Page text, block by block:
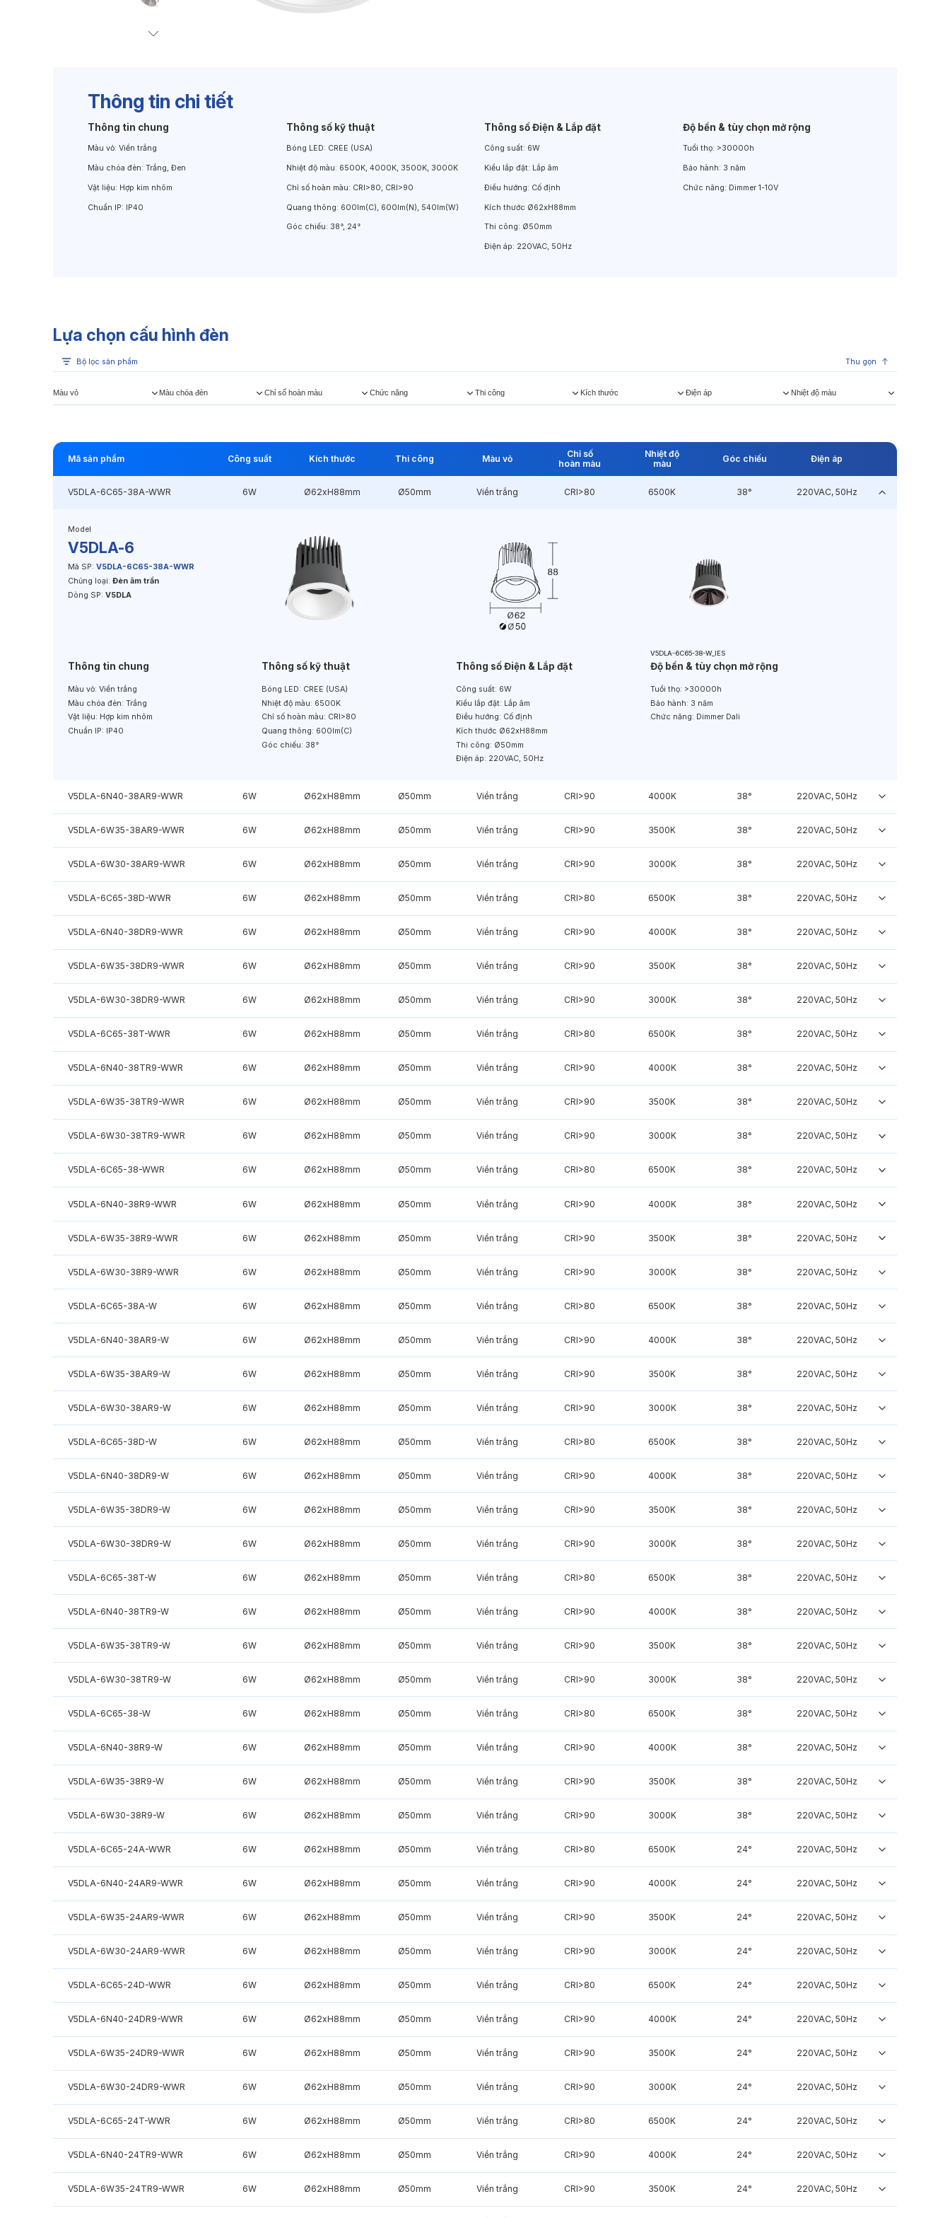
Thông tin chi tiết
Thông tin chung
Màu vỏ: Viền trắng
Màu chóa đèn: Trắng, Đen
Vật liệu: Hợp kim nhôm
Chuẩn IP: IP40
Thông số kỹ thuật
Bóng LED: CREE (USA)
Nhiệt độ màu: 6500K, 4000K, 3500K, 3000K
Chỉ số hoàn màu: CRI>80, CRI>90
Quang thông: 600lm(C), 600lm(N), 540lm(W)
Góc chiếu: 38°, 24°
Thông số Điện & Lắp đặt
Công suất: 6W
Kiểu lắp đặt: Lắp âm
Điều hướng: Cố định
Kích thước Ø62xH88mm
Thi công: Ø50mm
Điện áp: 220VAC, 50Hz
Độ bền & tùy chọn mở rộng
Tuổi thọ: >30000h
Bảo hành: 3 năm
Chức năng: Dimmer 1-10V
Lựa chọn cấu hình đèn
Bộ lọc sản phẩm Thu gọn
Màu vỏ Màu chóa đèn Chỉ số hoàn màu Chức năng Thi công Kích thước Điện áp Nhiệt độ màu
Mã sản phẩm Công suất Kích thước Thi công Màu vỏ
Chỉ số
hoàn màu
Nhiệt độ
màu
Góc chiếu Điện áp
V5DLA-6C65-38A-WWR 6W Ø62xH88mm Ø50mm Viền trắng CRI>80 6500K 38° 220VAC, 50Hz
Model
V5DLA-6
Mã SP: V5DLA-6C65-38A-WWR
Chủng loại: Đèn âm trần
Dòng SP: V5DLA
V5DLA-6C65-38-W_IES
Thông tin chung
Màu vỏ: Viền trắng
Màu chóa đèn: Trắng
Vật liệu: Hợp kim nhôm
Chuẩn IP:
IP40
Thông số kỹ thuật
Bóng LED: CREE (USA)
Nhiệt độ màu: 6500K
Chỉ số hoàn màu: CRI>80
Quang thông: 600lm(C)
Góc chiếu: 38°
Thông số Điện & Lắp đặt
Công suất: 6W
Kiểu lắp đặt: Lắp âm
Điều hướng: Cố định
Kích thước Ø62xH88mm
Thi công: Ø50mm
Điện áp: 220VAC, 50Hz
Độ bền & tùy chọn mở rộng
Tuổi thọ: >30000h
Bảo hành: 3 năm
Chức năng: Dimmer Dali
V5DLA-6N40-38AR9-WWR 6W Ø62xH88mm Ø50mm Viền trắng CRI>90 4000K 38° 220VAC, 50Hz
V5DLA-6W35-38AR9-WWR 6W Ø62xH88mm Ø50mm Viền trắng CRI>90 3500K 38° 220VAC, 50Hz
V5DLA-6W30-38AR9-WWR 6W Ø62xH88mm Ø50mm Viền trắng CRI>90 3000K 38° 220VAC, 50Hz
V5DLA-6C65-38D-WWR 6W Ø62xH88mm Ø50mm Viền trắng CRI>80 6500K 38° 220VAC, 50Hz
V5DLA-6N40-38DR9-WWR 6W Ø62xH88mm Ø50mm Viền trắng CRI>90 4000K 38° 220VAC, 50Hz
V5DLA-6W35-38DR9-WWR 6W Ø62xH88mm Ø50mm Viền trắng CRI>90 3500K 38° 220VAC, 50Hz
V5DLA-6W30-38DR9-WWR 6W Ø62xH88mm Ø50mm Viền trắng CRI>90 3000K 38° 220VAC, 50Hz
V5DLA-6C65-38T-WWR 6W Ø62xH88mm Ø50mm Viền trắng CRI>80 6500K 38° 220VAC, 50Hz
V5DLA-6N40-38TR9-WWR 6W Ø62xH88mm Ø50mm Viền trắng CRI>90 4000K 38° 220VAC, 50Hz
V5DLA-6W35-38TR9-WWR 6W Ø62xH88mm Ø50mm Viền trắng CRI>90 3500K 38° 220VAC, 50Hz
V5DLA-6W30-38TR9-WWR 6W Ø62xH88mm Ø50mm Viền trắng CRI>90 3000K 38° 220VAC, 50Hz
V5DLA-6C65-38-WWR 6W Ø62xH88mm Ø50mm Viền trắng CRI>80 6500K 38° 220VAC, 50Hz
V5DLA-6N40-38R9-WWR 6W Ø62xH88mm Ø50mm Viền trắng CRI>90 4000K 38° 220VAC, 50Hz
V5DLA-6W35-38R9-WWR 6W Ø62xH88mm Ø50mm Viền trắng CRI>90 3500K 38° 220VAC, 50Hz
V5DLA-6W30-38R9-WWR 6W Ø62xH88mm Ø50mm Viền trắng CRI>90 3000K 38° 220VAC, 50Hz
V5DLA-6C65-38A-W 6W Ø62xH88mm Ø50mm Viền trắng CRI>80 6500K 38° 220VAC, 50Hz
V5DLA-6N40-38AR9-W 6W Ø62xH88mm Ø50mm Viền trắng CRI>90 4000K 38° 220VAC, 50Hz
V5DLA-6W35-38AR9-W 6W Ø62xH88mm Ø50mm Viền trắng CRI>90 3500K 38° 220VAC, 50Hz
V5DLA-6W30-38AR9-W 6W Ø62xH88mm Ø50mm Viền trắng CRI>90 3000K 38° 220VAC, 50Hz
V5DLA-6C65-38D-W 6W Ø62xH88mm Ø50mm Viền trắng CRI>80 6500K 38° 220VAC, 50Hz
V5DLA-6N40-38DR9-W 6W Ø62xH88mm Ø50mm Viền trắng CRI>90 4000K 38° 220VAC, 50Hz
V5DLA-6W35-38DR9-W 6W Ø62xH88mm Ø50mm Viền trắng CRI>90 3500K 38° 220VAC, 50Hz
V5DLA-6W30-38DR9-W 6W Ø62xH88mm Ø50mm Viền trắng CRI>90 3000K 38° 220VAC, 50Hz
V5DLA-6C65-38T-W 6W Ø62xH88mm Ø50mm Viền trắng CRI>80 6500K 38° 220VAC, 50Hz
V5DLA-6N40-38TR9-W 6W Ø62xH88mm Ø50mm Viền trắng CRI>90 4000K 38° 220VAC, 50Hz
V5DLA-6W35-38TR9-W 6W Ø62xH88mm Ø50mm Viền trắng CRI>90 3500K 38° 220VAC, 50Hz
V5DLA-6W30-38TR9-W 6W Ø62xH88mm Ø50mm Viền trắng CRI>90 3000K 38° 220VAC, 50Hz
V5DLA-6C65-38-W 6W Ø62xH88mm Ø50mm Viền trắng CRI>80 6500K 38° 220VAC, 50Hz
V5DLA-6N40-38R9-W 6W Ø62xH88mm Ø50mm Viền trắng CRI>90 4000K 38° 220VAC, 50Hz
V5DLA-6W35-38R9-W 6W Ø62xH88mm Ø50mm Viền trắng CRI>90 3500K 38° 220VAC, 50Hz
V5DLA-6W30-38R9-W 6W Ø62xH88mm Ø50mm Viền trắng CRI>90 3000K 38° 220VAC, 50Hz
V5DLA-6C65-24A-WWR 6W Ø62xH88mm Ø50mm Viền trắng CRI>80 6500K 24° 220VAC, 50Hz
V5DLA-6N40-24AR9-WWR 6W Ø62xH88mm Ø50mm Viền trắng CRI>90 4000K 24° 220VAC, 50Hz
V5DLA-6W35-24AR9-WWR 6W Ø62xH88mm Ø50mm Viền trắng CRI>90 3500K 24° 220VAC, 50Hz
V5DLA-6W30-24AR9-WWR 6W Ø62xH88mm Ø50mm Viền trắng CRI>90 3000K 24° 220VAC, 50Hz
V5DLA-6C65-24D-WWR 6W Ø62xH88mm Ø50mm Viền trắng CRI>80 6500K 24° 220VAC, 50Hz
V5DLA-6N40-24DR9-WWR 6W Ø62xH88mm Ø50mm Viền trắng CRI>90 4000K 24° 220VAC, 50Hz
V5DLA-6W35-24DR9-WWR 6W Ø62xH88mm Ø50mm Viền trắng CRI>90 3500K 24° 220VAC, 50Hz
V5DLA-6W30-24DR9-WWR 6W Ø62xH88mm Ø50mm Viền trắng CRI>90 3000K 24° 220VAC, 50Hz
V5DLA-6C65-24T-WWR 6W Ø62xH88mm Ø50mm Viền trắng CRI>80 6500K 24° 220VAC, 50Hz
V5DLA-6N40-24TR9-WWR 6W Ø62xH88mm Ø50mm Viền trắng CRI>90 4000K 24° 220VAC, 50Hz
V5DLA-6W35-24TR9-WWR 6W Ø62xH88mm Ø50mm Viền trắng CRI>90 3500K 24° 220VAC, 50Hz